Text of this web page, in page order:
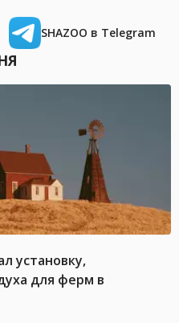
SHAZOO в Telegram
установку,
для ферм в